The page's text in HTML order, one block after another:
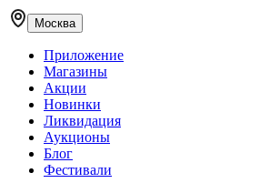
Москва
Приложение
Магазины
Акции
Новинки
Ликвидация
Аукционы
Блог
Фестивали